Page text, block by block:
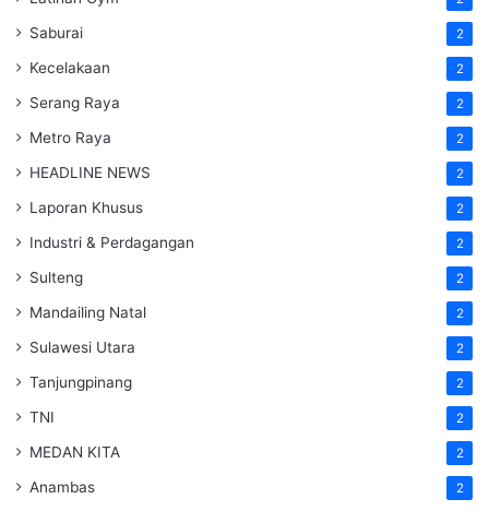
Saburai 2
Kecelakaan 2
Serang Raya 2
Metro Raya 2
HEADLINE NEWS 2
Laporan Khusus 2
Industri & Perdagangan 2
Sulteng 2
Mandailing Natal 2
Sulawesi Utara 2
Tanjungpinang 2
TNI 2
MEDAN KITA 2
Anambas 2